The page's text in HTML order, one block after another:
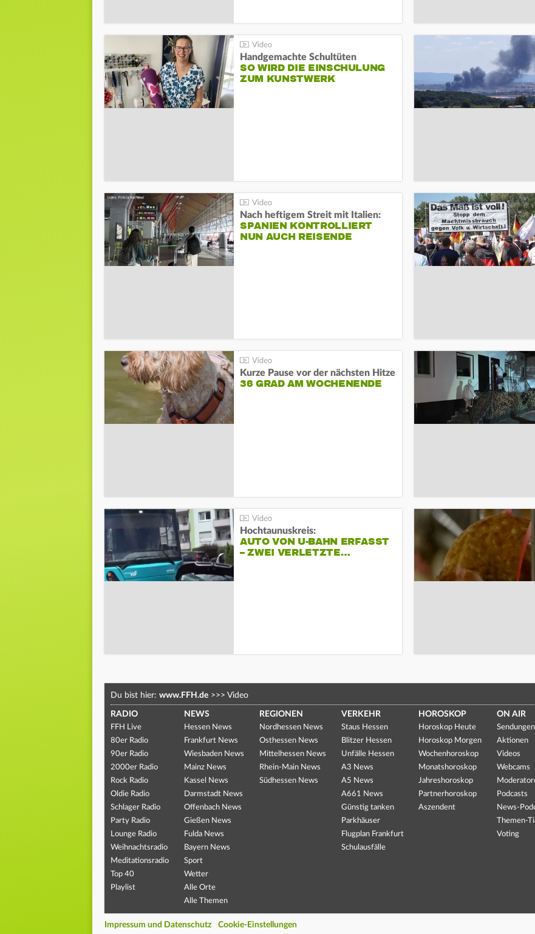
Handgemachte Schultüten
SO WIRD DIE EINSCHULUNG
ZUM KUNSTWERK
Nach heftigem Streit mit Italien:
SPANIEN KONTROLLIERT
NUN AUCH REISENDE
Kurze Pause vor der nächsten Hitze
36 GRAD AM WOCHENENDE
Hochtaunuskreis:
AUTO VON U-BAHN ERFASST
– ZWEI VERLETZTE…
Du bist hier: www.FFH.de >>> Video
RADIO
FFH Live
80er Radio
90er Radio
2000er Radio
Rock Radio
Oldie Radio
Schlager Radio
Party Radio
Lounge Radio
Weihnachtsradio
Meditationsradio
Top 40
Playlist
NEWS
Hessen News
Frankfurt News
Wiesbaden News
Mainz News
Kassel News
Darmstadt News
Offenbach News
Gießen News
Fulda News
Bayern News
Sport
Wetter
Alle Orte
Alle Themen
REGIONEN
Nordhessen News
Osthessen News
Mittelhessen News
Rhein-Main News
Südhessen News
VERKEHR
Staus Hessen
Blitzer Hessen
Unfälle Hessen
A3 News
A5 News
A661 News
Günstig tanken
Parkhäuser
Flugplan Frankfurt
Schulausfälle
HOROSKOP
Horoskop Heute
Horoskop Morgen
Wochenhoroskop
Monatshoroskop
Jahreshoroskop
Partnerhoroskop
Aszendent
ON AIR
Sendungen
Aktionen
Videos
Webcams
Podcasts
News-
Themen-
Voting
Impressum und Datenschutz Cookie-Einstellungen